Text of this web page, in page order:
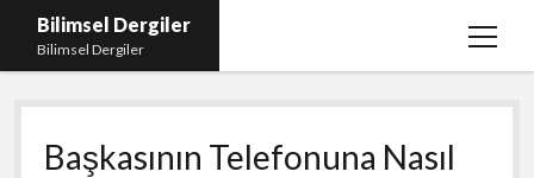
Bilimsel Dergiler
Bilimsel Dergiler
menüyü
Liste
Sayfa Listesi
Başkasının Telefonuna Nasıl